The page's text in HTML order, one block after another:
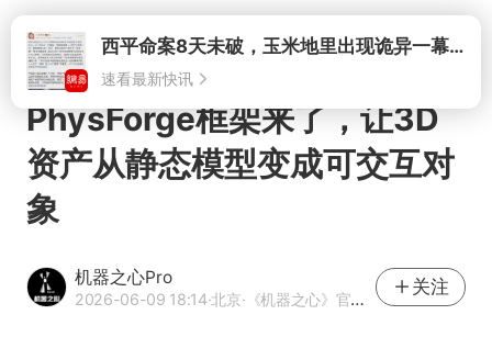
打开
PhysForge框架来了，让3D
资产从静态模型变成可交互对
象
机器之心Pro
2026-06-09 18:14·北京·《机器之心》官方网易号
关注